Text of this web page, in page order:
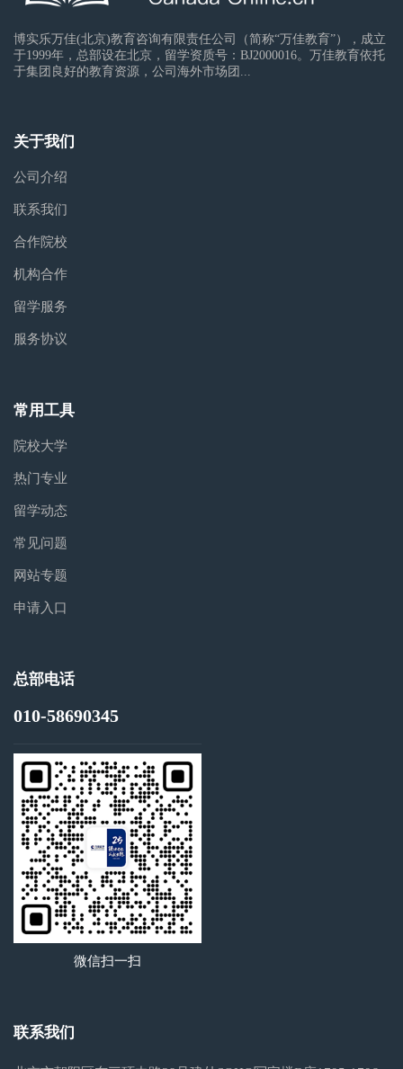
博实乐万佳(北京)教育咨询有限责任公司（简称“万佳教育”），成立
于1999年，总部设在北京，留学资质号：BJ2000016。万佳教育依托
于集团良好的教育资源，公司海外市场团...
关于我们
公司介绍
联系我们
合作院校
机构合作
留学服务
服务协议
常用工具
院校大学
热门专业
留学动态
常见问题
网站专题
申请入口
总部电话
010-58690345
微信扫一扫
联系我们